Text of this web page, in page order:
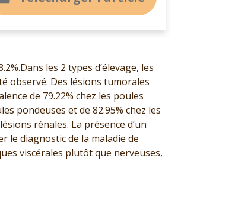
les 2 types d’élevage, les
observé. Des lésions tumorales
de 79.22% chez les poules
pondeuses et de 82.95% chez les
rénales. La présence d’un
le diagnostic de la maladie de
viscérales plutôt que nerveuses,